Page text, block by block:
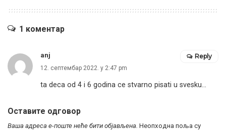
1 коментар
anj
12. септембар 2022. у 2:47 pm
ta deca od 4 i 6 godina ce stvarno pisati u svesku…
Reply
Оставите одговор
Ваша адреса е-поште неће бити објављена. Неопходна поља су